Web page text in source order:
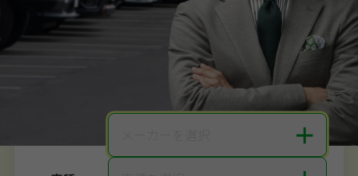
電話か出張か、高い方の査定を提案。
20秒で入力完了！
カンタンWeb査定
ご依頼いただいたお車を丁寧に査定いたします
＋